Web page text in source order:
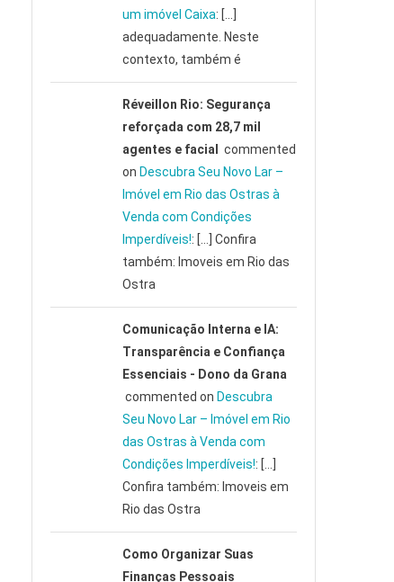
um imóvel Caixa: […]
adequadamente. Neste
contexto, também é
Réveillon Rio: Segurança
reforçada com 28,7 mil
agentes e facial
commented
on Descubra Seu Novo Lar –
Imóvel em Rio das Ostras à
Venda com Condições
Imperdíveis!: […] Confira
também: Imoveis em Rio das
Ostra
Comunicação Interna e IA:
Transparência e Confiança
Essenciais - Dono da Grana
commented on Descubra
Seu Novo Lar – Imóvel em Rio
das Ostras à Venda com
Condições Imperdíveis!: […]
Confira também: Imoveis em
Rio das Ostra
Como Organizar Suas
Finanças Pessoais